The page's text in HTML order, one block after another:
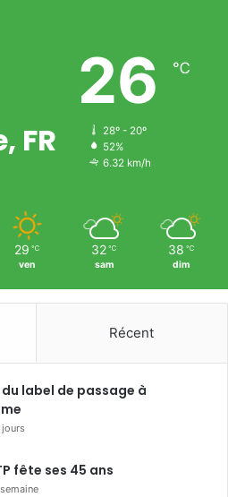
FR
26 ℃
28º - 20º
52%
6.32 km/h
29 ℃
ven
32 ℃
sam
38 ℃
dim
Récent
du label de passage à
fête ses 45 ans